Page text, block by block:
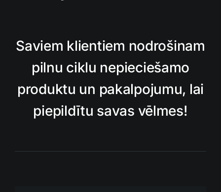
Saviem klientiem nodrošinam
pilnu ciklu nepieciešamo
produktu un pakalpojumu, lai
piepildītu savas vēlmes!